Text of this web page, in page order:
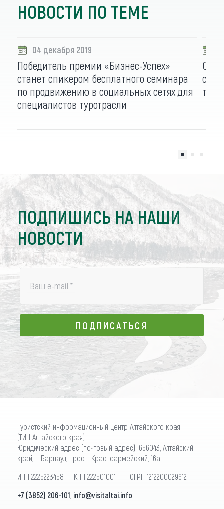
НОВОСТИ ПО ТЕМЕ
04 декабря 2019
Победитель премии «Бизнес-Успех»
станет спикером бесплатного семинара
по продвижению в социальных сетях для
специалистов туротрасли
ПОДПИШИСЬ НА НАШИ
НОВОСТИ
Ваш e-mail *
ПОДПИСАТЬСЯ
ПОДПИСАТЬСЯ
Туристский информационный центр Алтайского края
(ТИЦ Алтайского края)
Юридический адрес (почтовый адрес): 656043, Алтайский
край, г. Барнаул, просп. Красноармейский, 16а
ИНН 2225223458 КПП 222501001 ОГРН 1212200029612
+7 (3852) 206-101 info@visitaltai.info